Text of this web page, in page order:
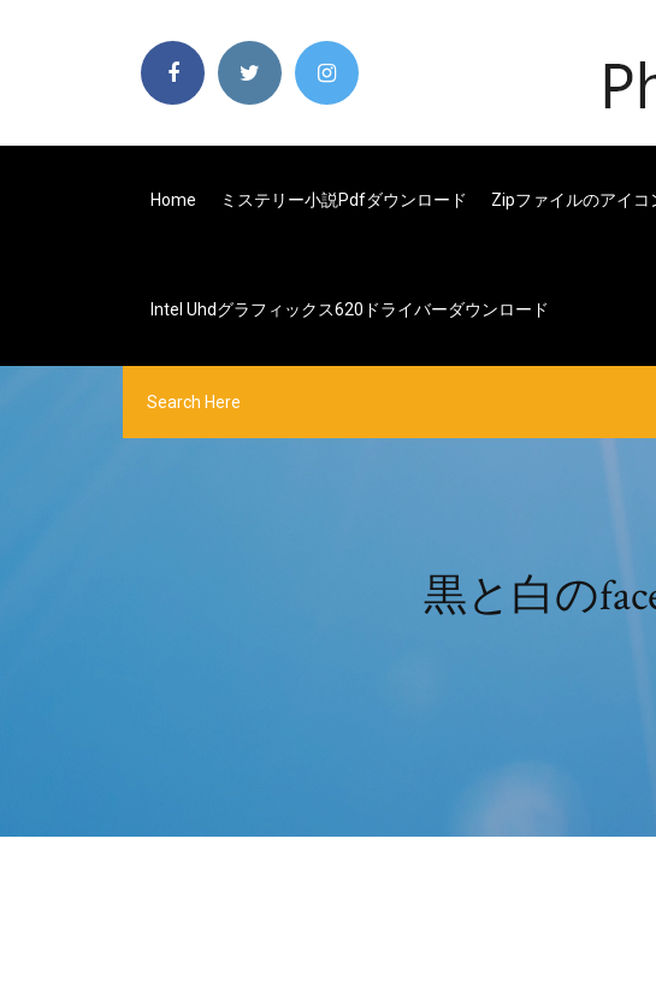
Home ミステリー小説pdfダウンロード Zipファイルのアイコ
Intel Uhdグラフィックス620ドライバーダウンロード
黒と白の